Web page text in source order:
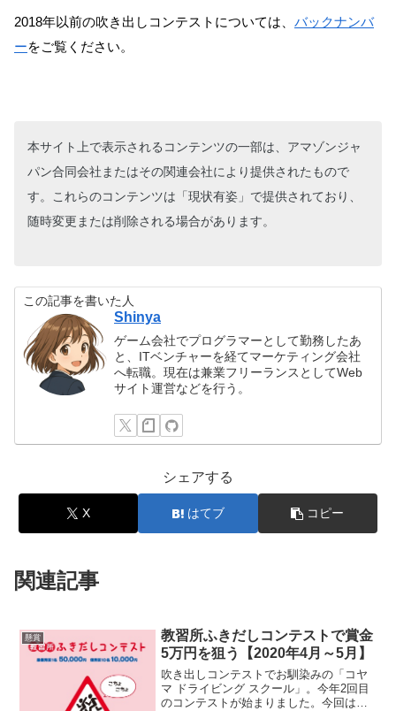
2018年以前の吹き出しコンテストについては、 バックナンバ
ーをご覧ください。
本サイト上で表示されるコンテンツの一部は、アマゾンジャ
パン合同会社またはその関連会社により提供されたもので
す。これらのコンテンツは「現状有姿」で提供されており、
随時変更または削除される場合があります。
この記事を書いた人
Shinya
ゲーム会社でプログラマーとして勤務したあ
と、ITベンチャーを経てマーケティング会社
へ転職。現在は兼業フリーランスとしてWeb
サイト運営などを行う。
シェアする
X はてブ コピー
関連記事
懸賞
教習所ふきだしコンテストで賞金
5万円を狙う【2020年4月～5月】
吹き出しコンテストでお馴染みの「コヤ
マ ドライビング スクール」。今年2回目
のコンテストが始まりました。今回は、